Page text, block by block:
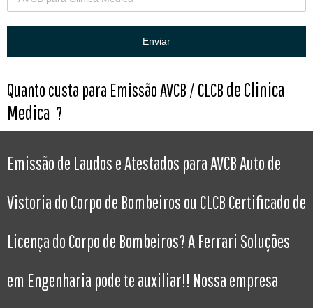
Enviar
Quanto custa para Emissão AVCB / CLCB de Clinica
Medica ?
Emissão de Laudos e Atestados para AVCB Auto de
Vistoria do Corpo de Bombeiros ou CLCB Certificado de
Licença do Corpo de Bombeiros? A Ferrari Soluções
em Engenharia pode te auxiliar!! Nossa empresa